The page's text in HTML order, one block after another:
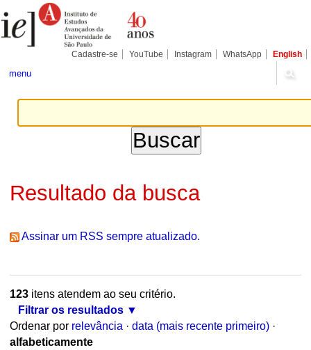
para
conteúdo.
Pessoais
Cadastre-se YouTube Instagram WhatsApp English
menu
Resultado da busca
Assinar um RSS sempre atualizado.
123itens atendem ao seu critério.
Filtrar os resultados
Ordenar por relevância · data (mais recente primeiro) ·
alfabeticamente